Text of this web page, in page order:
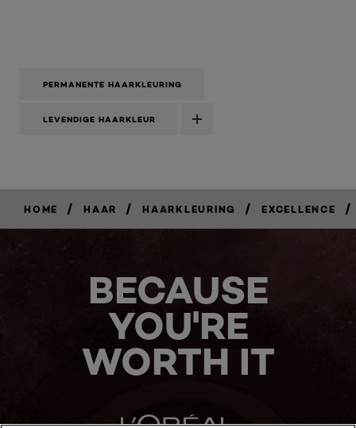
een
PERMANENTE HAARKLEURING
LEVENDIGE HAARKLEUR
HOME / HAAR / HAARKLEURING / EXCELLENCE /
BECAUSE
YOU'RE
WORTH IT